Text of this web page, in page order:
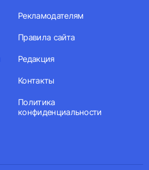
Рекламодателям
Правила сайта
Редакция
Контакты
Политика
конфиденциальности